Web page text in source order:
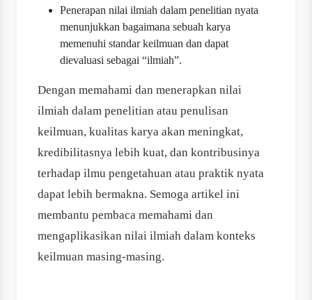
Penerapan nilai ilmiah dalam penelitian nyata
menunjukkan bagaimana sebuah karya
memenuhi standar keilmuan dan dapat
dievaluasi sebagai “ilmiah”.
Dengan memahami dan menerapkan nilai
ilmiah dalam penelitian atau penulisan
keilmuan, kualitas karya akan meningkat,
kredibilitasnya lebih kuat, dan kontribusinya
terhadap ilmu pengetahuan atau praktik nyata
dapat lebih bermakna. Semoga artikel ini
membantu pembaca memahami dan
mengaplikasikan nilai ilmiah dalam konteks
keilmuan masing-masing.